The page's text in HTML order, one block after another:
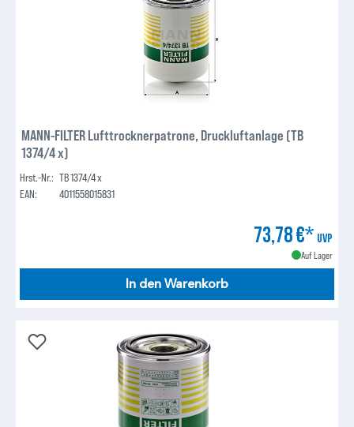
MANN-FILTER Lufttrocknerpatrone, Druckluftanlage (TB
1374/4 x)
Hrst.-Nr.: TB 1374/4 x
EAN:
4011558015831
73,78 €* UVP
Auf Lager
In den Warenkorb